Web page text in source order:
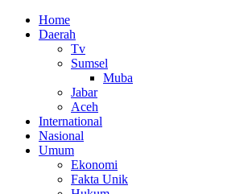
Home
Daerah
Tv
Sumsel
Muba
Jabar
Aceh
International
Nasional
Umum
Ekonomi
Fakta Unik